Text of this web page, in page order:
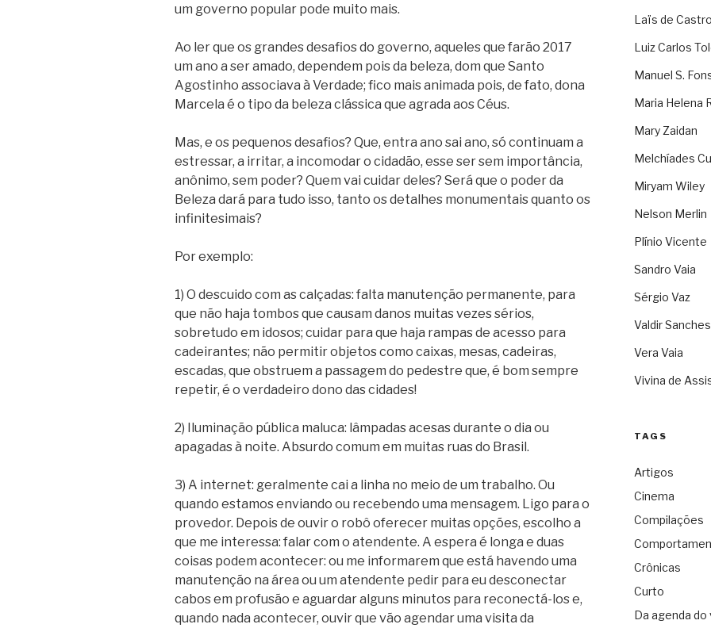
um governo popular pode muito mais.
Ao ler que os grandes desafios do governo, aqueles que farão 2017
um ano a ser amado, dependem pois da beleza, dom que Santo
Agostinho associava à Verdade; fico mais animada pois, de fato, dona
Marcela é o tipo da beleza clássica que agrada aos Céus.
Mas, e os pequenos desafios? Que, entra ano sai ano, só continuam a
estressar, a irritar, a incomodar o cidadão, esse ser sem importância,
anônimo, sem poder? Quem vai cuidar deles? Será que o poder da
Beleza dará para tudo isso, tanto os detalhes monumentais quanto os
infinitesimais?
Por exemplo:
1) O descuido com as calçadas: falta manutenção permanente, para
que não haja tombos que causam danos muitas vezes sérios,
sobretudo em idosos; cuidar para que haja rampas de acesso para
cadeirantes; não permitir objetos como caixas, mesas, cadeiras,
escadas, que obstruem a passagem do pedestre que, é bom sempre
repetir, é o verdadeiro dono das cidades!
2) Iluminação pública maluca: lâmpadas acesas durante o dia ou
apagadas à noite. Absurdo comum em muitas ruas do Brasil.
3) A internet: geralmente cai a linha no meio de um trabalho. Ou
quando estamos enviando ou recebendo uma mensagem. Ligo para o
provedor. Depois de ouvir o robô oferecer muitas opções, escolho a
que me interessa: falar com o atendente. A espera é longa e duas
coisas podem acontecer: ou me informarem que está havendo uma
manutenção na área ou um atendente pedir para eu desconectar
cabos em profusão e aguardar alguns minutos para reconectá-los e,
quando nada acontecer, ouvir que vão agendar uma visita da
Laïs de Castro
Luiz Carlos
Manuel S.
Maria Helena
Mary Zaidan
Melchíades
Miryam Wiley
Nelson Merlin
Plínio Vicente
Sandro Vaia
Sérgio Vaz
Valdir Sanches
Vera Vaia
Vivina de
TAGS
Artigos
Cinema
Compilações
Crônicas
Curto
Da agenda do